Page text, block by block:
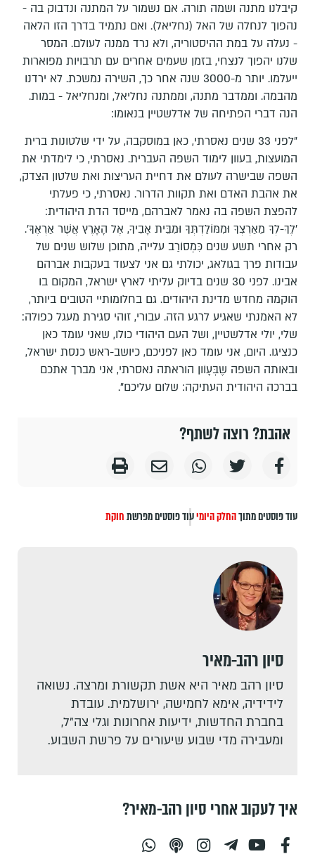
קיבלנו מתנה ושמה תורה. אם נשמור על המתנה ונדבוק בה -
נהפוך לנחלה של האל (נחליאל). ואם נתמיד בדרך הזו הלאה
- נעלה על במת ההיסטוריה, ולא נרד ממנה לעולם. המסר
שלנו יהפוך לנצחי, בזמן שעמים אחרים עם תרבויות מפוארות
ייעלמו. יותר מ-3000 שנה אחר כך, השירה נמשכת. לא ירדנו
מהבמה. וממדבר מתנה, וממתנה נחליאל, ומנחליאל - במות.
הנה דברי הפתיחה של אדלשטיין בנאומו:
"לפני 33 שנים נאסרתי, כאן במוסקבה, על ידי שלטונות ברית
המועצות, בעוון לימוד השפה העברית. נאסרתי, כי לימדתי את
השפה שבישרה לעולם את דחיית העריצות ואת שלטון הצדק,
את אהבת האדם ואת תקוות הדרור. נאסרתי, כי פעלתי
להפצת השפה בה נאמר לאברהם, מייסד הדת היהודית:
'לֶךְ-לְךָ מֵאַרְצְךָ וּמִמּוֹלַדְתְּךָ וּמִבֵּית אָבִיךָ, אֶל הָאָרֶץ אֲשֶׁר אַרְאֶךָּ'.
רק אחרי תשע שנים כִּמְסוֹרַב עלייה, מתוכן שלוש שנים של
עבודות פרך בגולאג, יכולתי גם אני לצעוד בעקבות אברהם
אבינו. לפני 30 שנים בדיוק עליתי לארץ ישראל, המקום בו
הוקמה מחדש מדינת היהודים. גם בחלומותיי הטובים ביותר,
לא האמנתי שאגיע לרגע הזה. עבורי, זוהי סגירת מעגל כפולה:
שלי, יולי אדלשטיין, ושל העם היהודי כולו, שאני עומד כאן
כנציגו. היום, אני עומד כאן לפניכם, כיושב-ראש כנסת ישראל,
ובאותה השפה שֶבְּעָוֹון הוראתה נאסרתי, אני מברך אתכם
בברכה היהודית העתיקה: שלום עליכם".
אהבת? רוצה לשתף?
עוד פוסטים מתוךהחלק היומיעוד פוסטים מפרשתחוקת
סיון רהב-מאיר
סיון רהב מאיר היא אשת תקשורת ומרצה. נשואה
לידידיה, אימא לחמישה, ירושלמית. עובדת
בחברת החדשות, ידיעות אחרונות וגלי צה"ל,
ומעבירה מדי שבוע שיעורים על פרשת השבוע.
איך לעקוב אחרי סיון רהב-מאיר?